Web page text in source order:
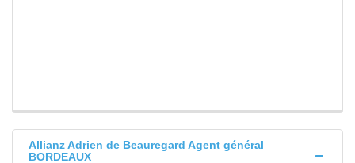
Allianz Adrien de Beauregard Agent général
BORDEAUX